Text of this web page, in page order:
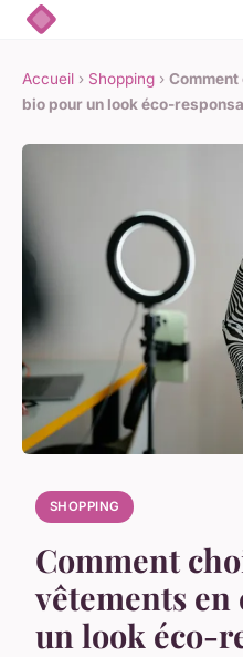
Accueil › Shopping ›
bio pour un look éco-
SHOPPING
Comment
vêtements
un look éco-